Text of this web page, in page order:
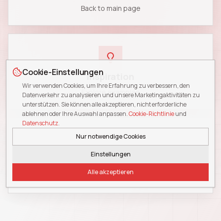
Cookie-Einstellungen
Wir verwenden Cookies, um Ihre Erfahrung zu verbessern, den
Datenverkehr zu analysieren und unsere Marketingaktivitäten zu
unterstützen. Sie können alle akzeptieren, nicht erforderliche
ablehnen oder Ihre Auswahl anpassen.Cookie-Richtlinieund
Datenschutz.
Nur notwendige Cookies
Einstellungen
Alle akzeptieren
Back to main page
Inspiration
Explore examples
Blog
Read insights